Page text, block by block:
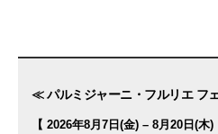
≪ パルミジャーニ・フルリエ
【 2026年8月7日(金) – 8月20日(木)